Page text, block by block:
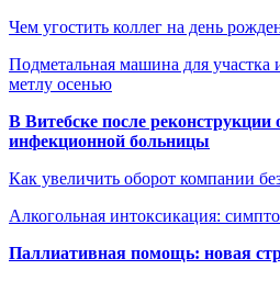
Чем угостить коллег на день
Подметальная машина для участка
метлу осенью
В Витебске после
инфекционной больницы
Как увеличить оборот компании
Алкогольная интоксикация:
Паллиативная помощь: новая